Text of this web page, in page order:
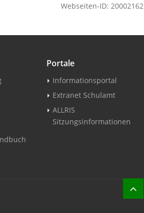
Webseiten-ID: 20002162
Portale
Informationsportal
Extranet Schulamt
ALLRIS
Sitzungsinformationen